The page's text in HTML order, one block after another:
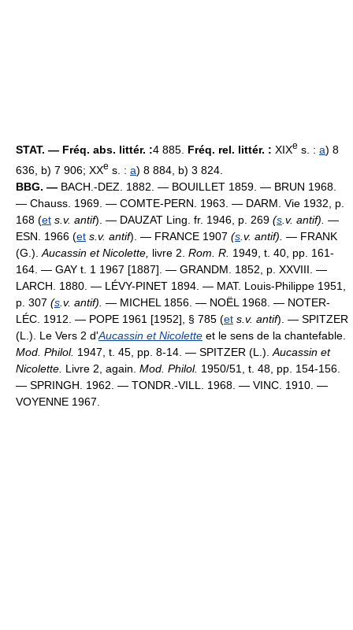
STAT. — Fréq. abs. littér. :4 885. Fréq. rel. littér. : XIXe s. : a) 8
636, b) 7 906; XXe s. : a) 8 884, b) 3 824.
BBG. — BACH.-DEZ. 1882. — BOUILLET 1859. — BRUN 1968.
— Chauss. 1969. — COMTE-PERN. 1963. — DARM. Vie 1932, p.
168 (et s.v. antif). — DAUZAT Ling. fr. 1946, p. 269 (s .v. antif). —
ESN. 1966 (et s.v. antif). — FRANCE 1907 (s .v. antif). — FRANK
(G.). Aucassin et Nicolette, livre 2. Rom. R. 1949, t. 40, pp. 161-
164. — GAY t. 1 1967 [1887]. — GRANDM. 1852, p. XXVIII. —
LARCH. 1880. — LÉVY-PINET 1894. — MAT. Louis-Philippe 1951,
p. 307 (s .v. antif). — MICHEL 1856. — NOËL 1968. — NOTER-
LÉC. 1912. — POPE 1961 [1952], § 785 (et s.v. antif). — SPITZER
(L.). Le Vers 2 d'Aucassin et Nicolette et le sens de la chantefable.
Mod. Philol. 1947, t. 45, pp. 8-14. — SPITZER (L.). Aucassin et
Nicolette. Livre 2, again. Mod. Philol. 1950/51, t. 48, pp. 154-156.
— SPRINGH. 1962. — TONDR.-VILL. 1968. — VINC. 1910. —
VOYENNE 1967.